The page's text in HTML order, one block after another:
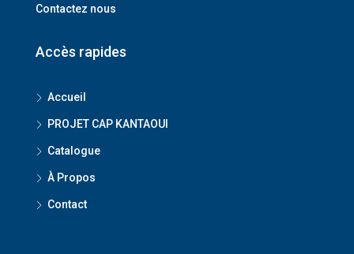
Contactez nous
Accès rapides
Accueil
PROJET CAP KANTAOUI
Catalogue
À Propos
Contact